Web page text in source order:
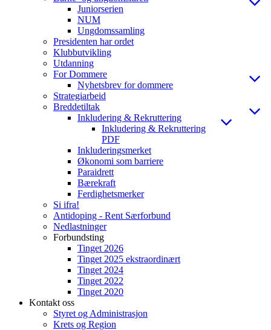
Juniorserien
NUM
Ungdomssamling
Presidenten har ordet
Klubbutvikling
Utdanning
For Dommere
Nyhetsbrev for dommere
Strategiarbeid
Breddetiltak
Inkludering & Rekruttering
Inkludering & Rekruttering
PDF
Inkluderingsmerket
Økonomi som barriere
Paraidrett
Bærekraft
Ferdighetsmerker
Si ifra!
Antidoping - Rent Særforbund
Nedlastninger
Forbundsting
Tinget 2026
Tinget 2025 ekstraordinært
Tinget 2024
Tinget 2022
Tinget 2020
Kontakt oss
Styret og Administrasjon
Krets og Region